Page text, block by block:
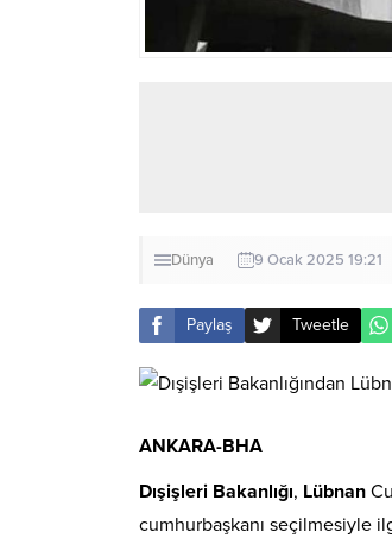
Dünya 9 Ocak 2025 19:21
Paylaş Tweetle
ANKARA-BHA
Dışişleri Bakanlığı, Lübnan
cumhurbaşkanı seçilmesiyle